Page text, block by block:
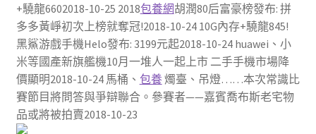
+驍龍6602018-10-25 2018包養網胡潤80后富豪榜發布: 拼
多多黃崢初次上榜就奪冠!2018-10-24 10G內存+驍龍845!
黑鯊游戲手機Helo發布: 3199元起2018-10-24 huawei、小
米等國產新旗艦機10月一堆人一起上市 二手手機市場降
價顯明2018-10-24 馬桶、 包養燭臺、吊燈……本次常識比
賽節目將問答與爭辯聯合。參賽者——嘉賓喬布斯老宅物
品或將被拍賣2018-10-23